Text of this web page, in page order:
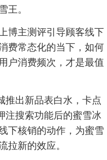
王。
主测评引导顾客线下
费常态化的当下，如何
户消费频次，才是最值
出新品表白水，卡点
注搜索功能后的蜜雪冰
下核销的动作，为蜜雪
拉新的效应。